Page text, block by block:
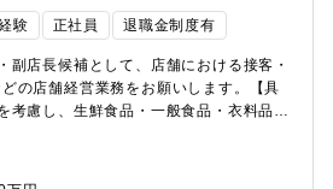
験 正社員 退職金制度有
副店長候補として、店舗における接客・
の店舗経営業務をお願いします。【具
考慮し、生鮮食品・一般食品・衣料品・
列※マネジメント業務など店舗運営・
担当頂きます。【 勤務時間例 】・7：